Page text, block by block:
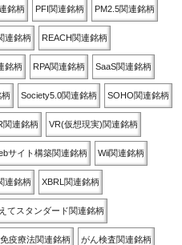
銘柄 PFI関連銘柄 PM2.5関連銘柄
連銘柄 REACH関連銘柄
銘柄 RPA関連銘柄 SaaS関連銘柄
柄 Society5.0関連銘柄 SOHO関連銘柄
関連銘柄 VR(仮想現実)関連銘柄
サイト構築関連銘柄 Wii関連銘柄
連銘柄 XBRL関連銘柄
てスタンダード関連銘柄
疫療法関連銘柄 がん検査関連銘柄